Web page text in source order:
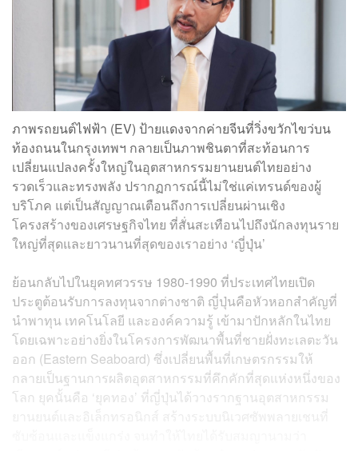
ภาพรถยนต์ไฟฟ้า (EV) ป้ายแดงจากค่ายจีนที่วิ่งขวักไขว่บน
ท้องถนนในกรุงเทพฯ กลายเป็นภาพชินตาที่สะท้อนการ
เปลี่ยนแปลงครั้งใหญ่ในอุตสาหกรรมยานยนต์ไทยอย่าง
รวดเร็วและทรงพลัง ปรากฏการณ์นี้ไม่ใช่แค่เทรนด์ของผู้
บริโภค แต่เป็นสัญญาณเตือนถึงการเปลี่ยนผ่านเชิง
โครงสร้างของเศรษฐกิจไทย ที่สั่นสะเทือนไปถึงนักลงทุนราย
ใหญ่ที่สุดและยาวนานที่สุดของเราอย่าง ‘ญี่ปุ่น’
ย้อนกลับไปในยุคทศวรรษ 1980-1990 ที่ประเทศไทยเปิด
ประตูต้อนรับการลงทุนจากต่างชาติ ญี่ปุ่นคือหัวหอกสำคัญที่
นำพาทุน เทคโนโลยี และองค์ความรู้ เข้ามาปักหลักในไทย
โดยเฉพาะอย่างยิ่งในโครงการพัฒนาพื้นที่ชายฝั่งทะเลตะวัน
ออก (Eastern Seaboard) ซึ่งเปลี่ยนพื้นที่เกษตรกรรมให้
กลายเป็นฐานการผลิตอุตสาหกรรมที่คึกคักที่สุดแห่งหนึ่งของ
โลก ยุคนั้นคือ ‘ยุคทอง’ ที่ญี่ปุ่นได้วางรากฐานอุตสาหกรรม